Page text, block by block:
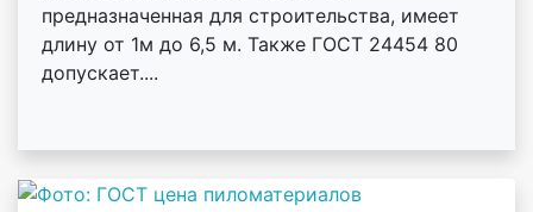
предназначенная для строительства, имеет
длину от 1м до 6,5 м. Также ГОСТ 24454 80
допускает....